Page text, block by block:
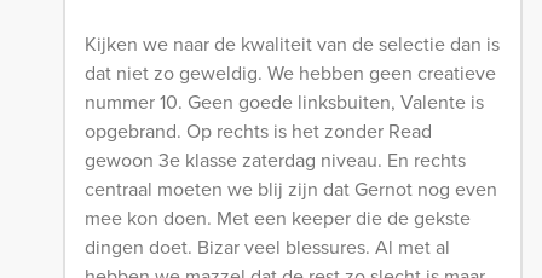
Kijken we naar de kwaliteit van de selectie dan is
dat niet zo geweldig. We hebben geen creatieve
nummer 10. Geen goede linksbuiten, Valente is
opgebrand. Op rechts is het zonder Read
gewoon 3e klasse zaterdag niveau. En rechts
centraal moeten we blij zijn dat Gernot nog even
mee kon doen. Met een keeper die de gekste
dingen doet. Bizar veel blessures. Al met al